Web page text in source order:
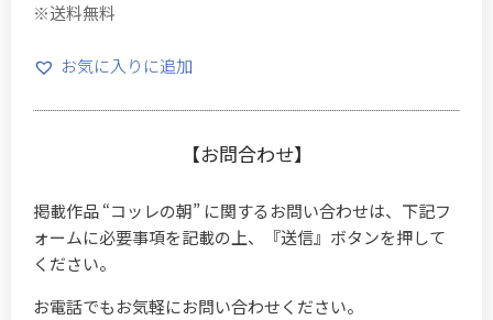
※送料無料
お気に入りに追加
【お問合わせ】
掲載作品 “コッレの朝” に関するお問い合わせは、下記フ
ォームに必要事項を記載の上、『送信』ボタンを押して
ください。
お電話でもお気軽にお問い合わせください。